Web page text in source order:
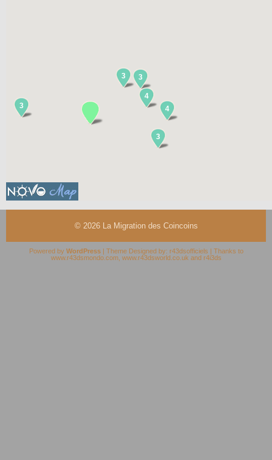
3
3
3
4
4
3
© 2026 La Migration des Coincoins
Powered by WordPress| Theme Designed by: r43dsofficiels | Thanks to
www.r43dsmondo.com, www.r43dsworld.co.uk and r4i3ds